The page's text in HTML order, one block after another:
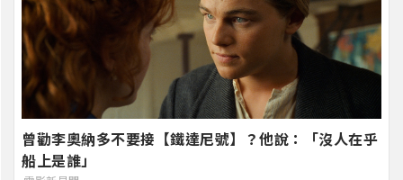
曾勸李奧納多不要接【鐵達尼號】？他說：「沒人在乎
船上是誰」